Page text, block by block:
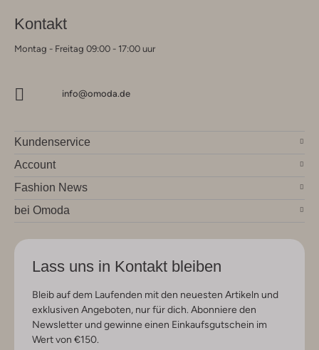
Kontakt
Montag - Freitag 09:00 - 17:00 uur
info@omoda.de
Kundenservice
Account
Fashion News
bei Omoda
Lass uns in Kontakt bleiben
Bleib auf dem Laufenden mit den neuesten Artikeln und
exklusiven Angeboten, nur für dich. Abonniere den
Newsletter und gewinne einen Einkaufsgutschein im
Wert von €150.